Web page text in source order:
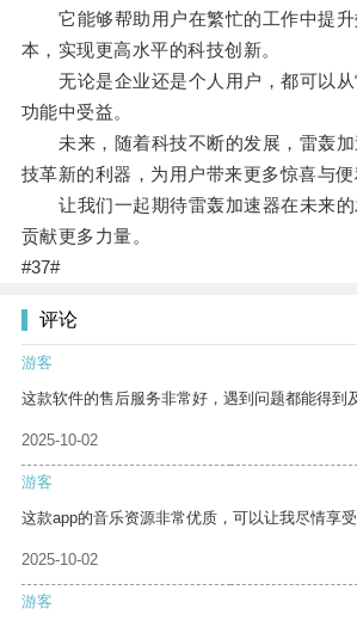
它能够帮助用户在繁忙的工作中提升
本，实现更高水平的科技创新。
无论是企业还是个人用户，都可以从
功能中受益。
未来，随着科技不断的发展，雷轰加
技革新的利器，为用户带来更多惊喜与便
让我们一起期待雷轰加速器在未来的
贡献更多力量。
#37#
评论
游客
这款软件的售后服务非常好，遇到问题都能得到
2025-10-02
游客
这款app的音乐资源非常优质，可以让我尽情享受
2025-10-02
游客